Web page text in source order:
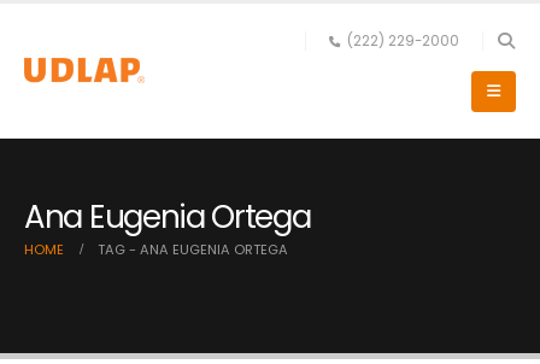
(222) 229-2000
Ana Eugenia Ortega
HOME TAG - ANA EUGENIA ORTEGA